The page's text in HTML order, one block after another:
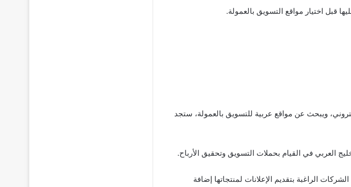
قبل اختيار مواقع التسويق بالعمولة.
ويبحث عن مواقع عربية للتسويق بالعمولة، ستجد
العربي في القيام بحملات التسويق وتحقيق الأرباح.
الراغبة بتقديم الإعلانات لمنتجاتها إضافة